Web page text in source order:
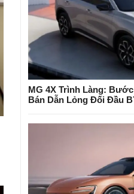
MG 4X Trình Làng:
Bán Dẫn Lỏng Đối Đầu